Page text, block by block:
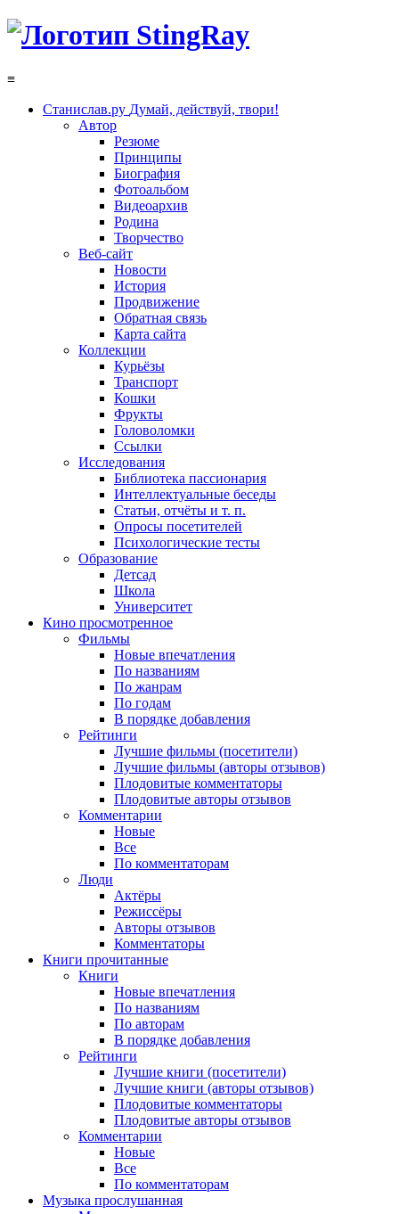
≡
Станислав.ру Думай, действуй, твори!
Автор
Резюме
Принципы
Биография
Фотоальбом
Видеоархив
Родина
Творчество
Веб-сайт
Новости
История
Продвижение
Обратная связь
Карта сайта
Коллекции
Курьёзы
Транспорт
Кошки
Фрукты
Головоломки
Ссылки
Исследования
Библиотека пассионария
Интеллектуальные беседы
Статьи, отчёты и т. п.
Опросы посетителей
Психологические тесты
Образование
Детсад
Школа
Университет
Кино просмотренное
Фильмы
Новые впечатления
По названиям
По жанрам
По годам
В порядке добавления
Рейтинги
Лучшие фильмы (посетители)
Лучшие фильмы (авторы отзывов)
Плодовитые комментаторы
Плодовитые авторы отзывов
Комментарии
Новые
Все
По комментаторам
Люди
Актёры
Режиссёры
Авторы отзывов
Комментаторы
Книги прочитанные
Книги
Новые впечатления
По названиям
По авторам
В порядке добавления
Рейтинги
Лучшие книги (посетители)
Лучшие книги (авторы отзывов)
Плодовитые комментаторы
Плодовитые авторы отзывов
Комментарии
Новые
Все
По комментаторам
Музыка прослушанная